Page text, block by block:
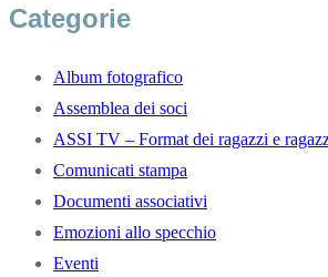
Categorie
Album fotografico
Assemblea dei soci
ASSI TV – Format dei ragazzi e
Comunicati stampa
Documenti associativi
Emozioni allo specchio
Eventi